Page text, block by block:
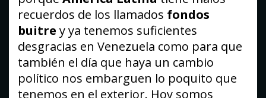
recuerdos de los llamados fondos
buitre y ya tenemos suficientes
desgracias en Venezuela como para que
también el día que haya un cambio
político nos embarguen lo poquito que
tenemos en el exterior. Hoy somos